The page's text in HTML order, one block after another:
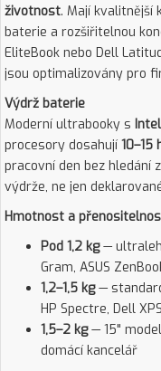
životnost. Mají kvalitnější
baterie a rozšiřitelnou
EliteBook nebo Dell
jsou optimalizovány pro
Výdrž baterie
Moderní ultrabooky s
procesory dosahují 10–15
pracovní den bez
výdrže, ne jen
Hmotnost a
Pod 1,2 kg—
Gram, ASUS
1,2–1,5 kg—
HP Spectre, Dell
1,5–2 kg— 15"
domácí kancelář